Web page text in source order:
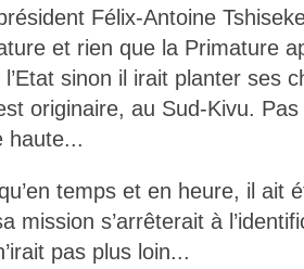
Félix-Antoine
et rien que la Primature
sinon il irait planter ses
originaire, au Sud-Kivu.
haute...
temps et en heure, il ait
mission s’arrêterait à
pas plus loin...